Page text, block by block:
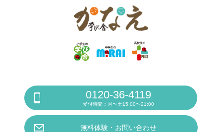
0120-36-4119
受付時間：月〜土15:00〜21:00
無料体験・お問い合わせ